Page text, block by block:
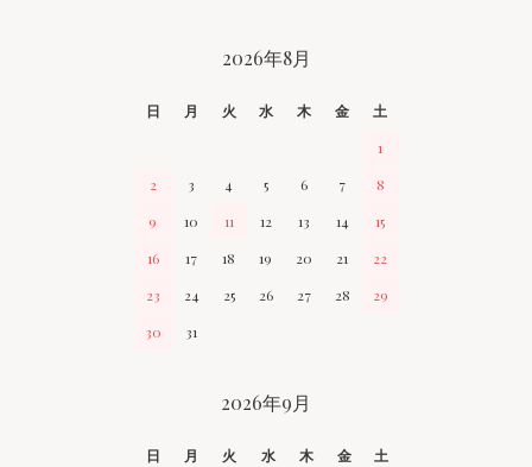
2026年8月
日 月 火 水 木 金
土
1
2
3 4 5 6 7
8
9
10 11 12 13 14
15
16
17 18 19 20 21
22
23
24 25 26 27 28
29
30
31
2026年9月
日 月 火 水 木 金
土